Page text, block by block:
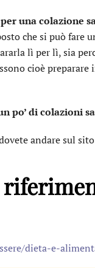
una colazione
che si può fare
lì per lì, sia
cioè
po’ di colazioni
andare sul
dieta-e-